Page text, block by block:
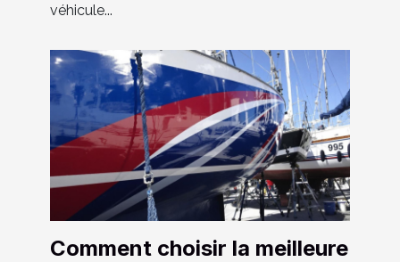
véhicule...
Comment choisir la meilleure